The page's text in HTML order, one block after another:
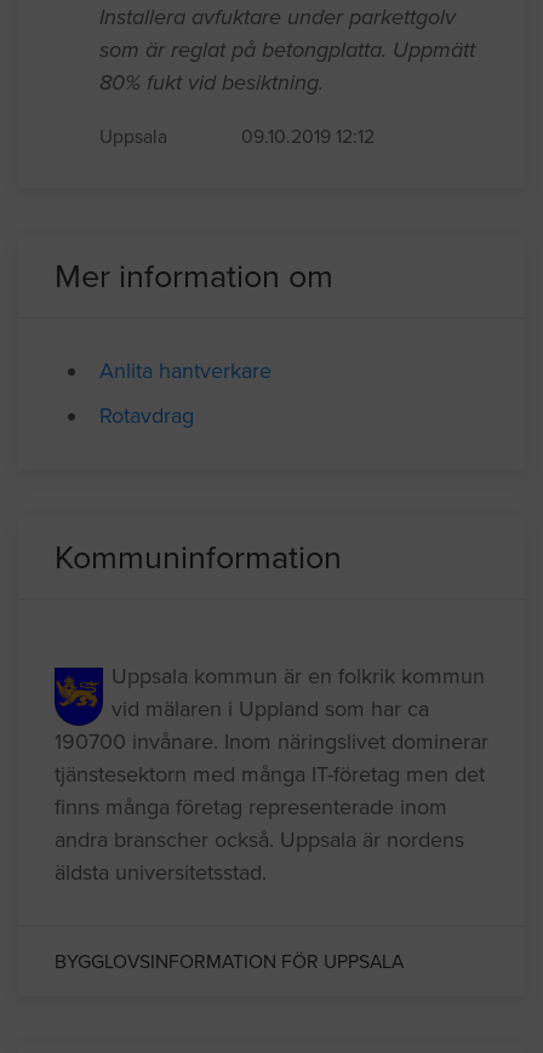
Installera avfuktare under parkettgolv
som är reglat på betongplatta. Uppmätt
80% fukt vid besiktning.
Uppsala 09.10.2019 12:12
Mer information om
Anlita hantverkare
Rotavdrag
Kommuninformation
Uppsala kommun är en folkrik kommun
vid mälaren i Uppland som har ca
190700 invånare. Inom näringslivet dominerar
tjänstesektorn med många IT-företag men det
finns många företag representerade inom
andra branscher också. Uppsala är nordens
äldsta universitetsstad.
BYGGLOVSINFORMATION FÖR UPPSALA